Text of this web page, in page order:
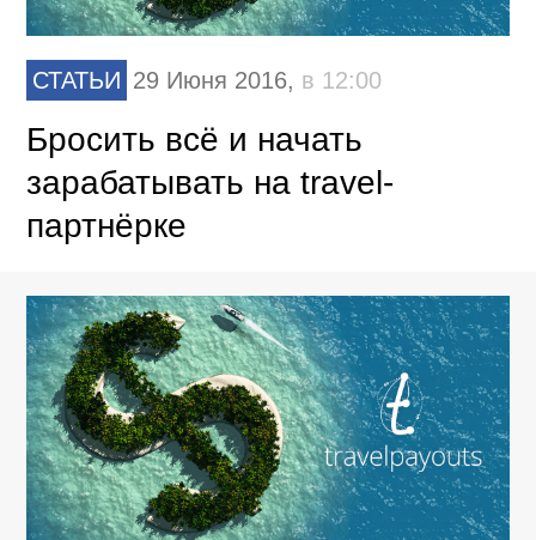
СТАТЬИ 29 Июня 2016, в 12:00
Бросить всё и начать
зарабатывать на travel-
партнёрке